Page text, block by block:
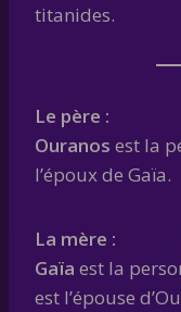
titanides.
Le père :
Ouranos est la
l’époux de Gaïa.
La mère :
Gaïa est la
est l’épouse